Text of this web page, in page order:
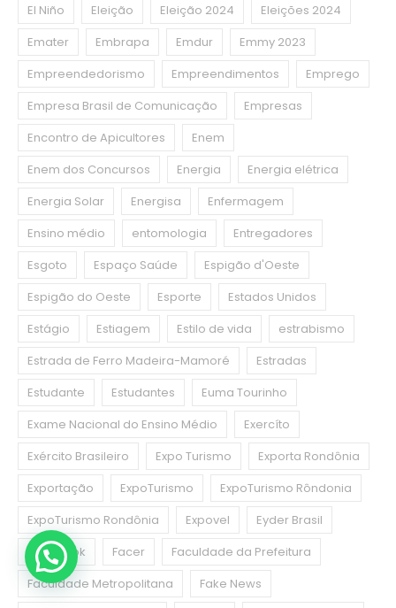
El Niño
Eleição Eleição 2024
Eleições 2024
Emater
Embrapa Emdur
Emmy 2023
Empreendedorismo
Empreendimentos
Emprego
Empresa Brasil de Comunicação
Empresas
Encontro de Apicultores
Enem
Enem dos Concursos
Energia
Energia elétrica
Energia Solar
Energisa
Enfermagem
Ensino médio
entomologia
Entregadores
Esgoto
Espaço Saúde
Espigão d'Oeste
Espigão do Oeste
Esporte
Estados Unidos
Estágio
Estiagem Estilo de vida
estrabismo
Estrada de Ferro Madeira-Mamoré
Estradas
Estudante
Estudantes
Euma Tourinho
Exame Nacional do Ensino Médio
Exercíto
Exército Brasileiro
Expo Turismo
Exporta Rondônia
Exportação
ExpoTurismo
ExpoTurismo Rôndonia
ExpoTurismo Rondônia
Expovel
Eyder Brasil
Facebook
Facer
Faculdade da Prefeitura
Faculdade Metropolitana
Fake News